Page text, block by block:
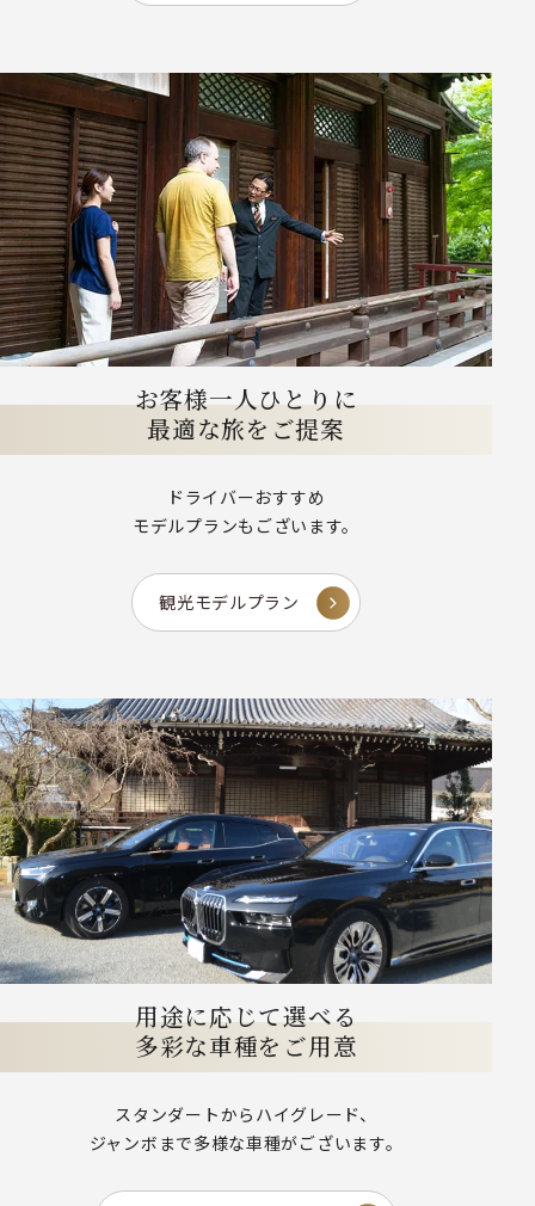
お客様一人ひとりに
最適な旅をご提案
ドライバーおすすめ
モデルプランもございます。
観光モデルプラン
用途に応じて選べる
多彩な車種をご用意
スタンダートからハイグレード、
ジャンボまで多様な車種がございます。